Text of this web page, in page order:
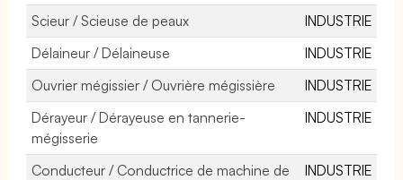
Scieur / Scieuse de peaux
INDUSTRIE
Délaineur / Délaineuse
INDUSTRIE
Ouvrier mégissier / Ouvrière mégissière
INDUSTRIE
Dérayeur / Dérayeuse en tannerie-
mégisserie
INDUSTRIE
Conducteur / Conductrice de machine de
INDUSTRIE